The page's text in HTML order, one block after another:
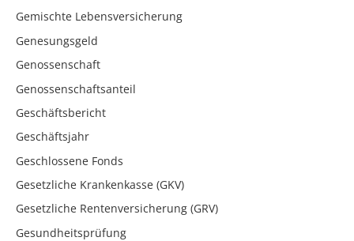
Gemischte Lebensversicherung
Genesungsgeld
Genossenschaft
Genossenschaftsanteil
Geschäftsbericht
Geschäftsjahr
Geschlossene Fonds
Gesetzliche Krankenkasse (GKV)
Gesetzliche Rentenversicherung (GRV)
Gesundheitsprüfung